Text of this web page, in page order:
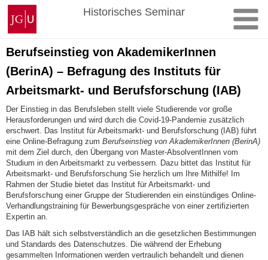
Zum
Inhalt
springen
Johannes
Gutenberg-
Universität
Mainz
Historisches Seminar
Berufseinstieg von AkademikerInnen
(BerinA) – Befragung des Instituts für
Arbeitsmarkt- und Berufsforschung (IAB)
Der Einstieg in das Berufsleben stellt viele Studierende vor große
Herausforderungen und wird durch die Covid-19-Pandemie zusätzlich
erschwert. Das Institut für Arbeitsmarkt- und Berufsforschung (IAB) führt
eine Online-Befragung zum Berufseinstieg von AkademikerInnen (BerinA)
mit dem Ziel durch, den Übergang von Master-AbsolventInnen vom
Studium in den Arbeitsmarkt zu verbessern. Dazu bittet das Institut für
Arbeitsmarkt- und Berufsforschung Sie herzlich um Ihre Mithilfe! Im
Rahmen der Studie bietet das Institut für Arbeitsmarkt- und
Berufsforschung einer Gruppe der Studierenden ein einstündiges Online-
Verhandlungstraining für Bewerbungsgespräche von einer zertifizierten
Expertin an.
Das IAB hält sich selbstverständlich an die gesetzlichen Bestimmungen
und Standards des Datenschutzes. Die während der Erhebung
gesammelten Informationen werden vertraulich behandelt und dienen